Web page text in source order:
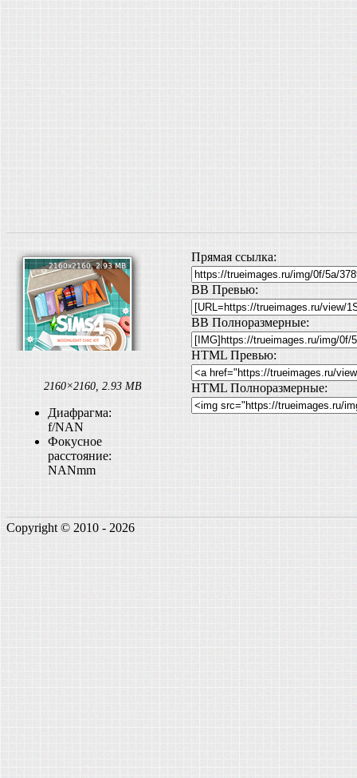
2160×2160, 2.93 MB
Диафрагма:
f/NAN
Фокусное
расстояние:
NANmm
Прямая ссылка:
BB Превью:
BB Полноразмерные:
HTML Превью:
HTML Полноразмерные:
Copyright © 2010 - 2026